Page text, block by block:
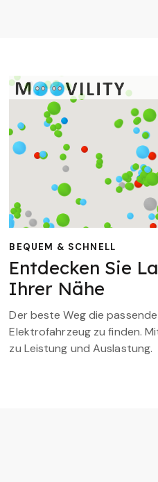
BEQUEM & SCHNELL
Entdecken Sie
Ihrer Nähe
Der beste Weg die
Elektrofahrzeug zu finden.
zu Leistung und Auslastung.